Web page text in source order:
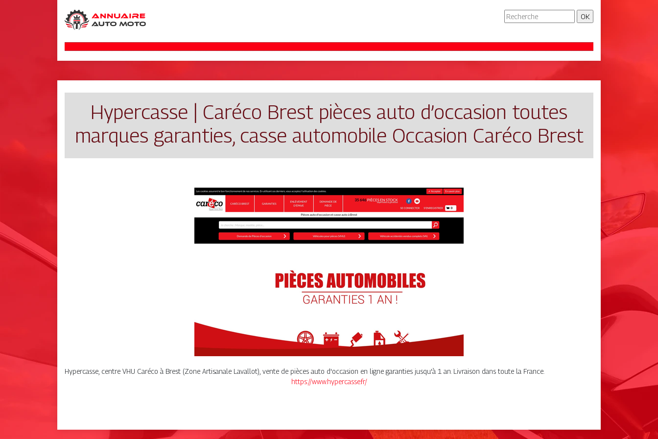
Hypercasse | Caréco Brest pièces auto d’occasion toutes
marques garanties, casse automobile Occasion Caréco Brest
Hypercasse, centre VHU Caréco à Brest (Zone Artisanale Lavallot), vente de pièces auto d'occasion en ligne garanties jusqu'à 1 an. Livraison dans toute la France.
https://www.hypercasse.fr/